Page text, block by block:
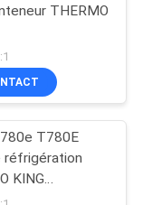
THERMO
T780E
réfrigération
KING
électrique